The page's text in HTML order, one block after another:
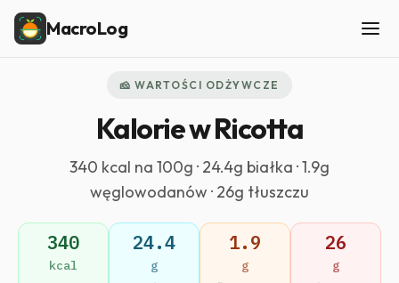
MacroLog
🧀 WARTOŚCI ODŻYWCZE
Kalorie w Ricotta
340 kcal na 100g · 24.4g białka · 1.9g
węglowodanów · 26g tłuszczu
340
kcal
24.4
g
1.9
g
26
g